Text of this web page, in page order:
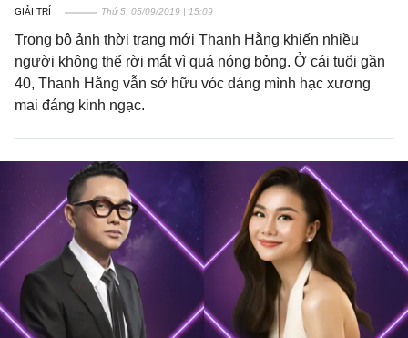
GIẢI TRÍ Thứ 5, 05/09/2019 | 15:09
Trong bộ ảnh thời trang mới Thanh Hằng khiến nhiều
người không thể rời mắt vì quá nóng bỏng. Ở cái tuổi gần
40, Thanh Hằng vẫn sở hữu vóc dáng mình hạc xương
mai đáng kinh ngạc.